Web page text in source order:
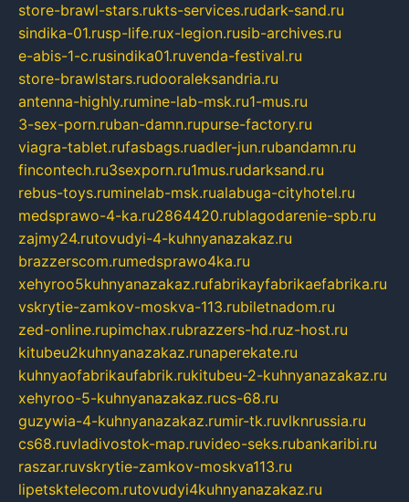
store-brawl-stars.rukts-services.rudark-sand.ru
sindika-01.rusp-life.rux-legion.rusib-archives.ru
e-abis-1-c.rusindika01.ruvenda-festival.ru
store-brawlstars.rudooraleksandria.ru
antenna-highly.rumine-lab-msk.ru1-mus.ru
3-sex-porn.ruban-damn.rupurse-factory.ru
viagra-tablet.rufasbags.ruadler-jun.rubandamn.ru
fincontech.ru3sexporn.ru1mus.rudarksand.ru
rebus-toys.ruminelab-msk.rualabuga-cityhotel.ru
medsprawo-4-ka.ru2864420.rublagodarenie-spb.ru
zajmy24.rutovudyi-4-kuhnyanazakaz.ru
brazzerscom.rumedsprawo4ka.ru
xehyroo5kuhnyanazakaz.rufabrikayfabrikaefabrika.ru
vskrytie-zamkov-moskva-113.rubiletnadom.ru
zed-online.rupimchax.rubrazzers-hd.ruz-host.ru
kitubeu2kuhnyanazakaz.runaperekate.ru
kuhnyaofabrikaufabrik.rukitubeu-2-kuhnyanazakaz.ru
xehyroo-5-kuhnyanazakaz.rucs-68.ru
guzywia-4-kuhnyanazakaz.rumir-tk.ruvlknrussia.ru
cs68.ruvladivostok-map.ruvideo-seks.rubankaribi.ru
raszar.ruvskrytie-zamkov-moskva113.ru
lipetsktelecom.rutovudyi4kuhnyanazakaz.ru